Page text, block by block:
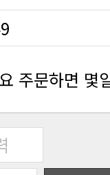
주문하면 몇